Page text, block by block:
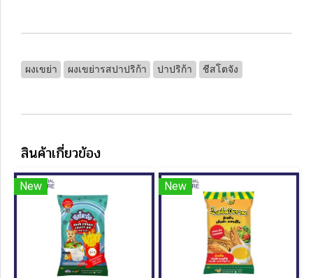
ผงเขย่า ผงเขย่ารสปาปริก้า ปาปริก้า ชีสโตจัง
สินค้าเกี่ยวข้อง
New New